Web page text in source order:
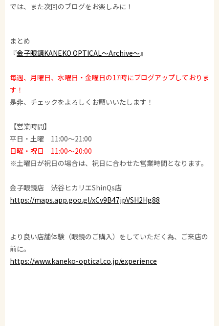
では、また次回のブログをお楽しみに！
まとめ
『金子眼鏡KANEKO OPTICAL～Archive～』
毎週、月曜日、水曜日・金曜日の17時にブログアップしておりま
す！
是非、チェックをよろしくお願いいたします！
【営業時間】
平日・土曜 11:00～21:00
日曜・祝日 11:00～20:00
※土曜日が祝日の場合は、祝日に合わせた営業時間となります。
金子眼鏡店 渋谷ヒカリエShinQs店
https://maps.app.goo.gl/xCv9B47jpVSH2Hg88
より良い店舗体験（眼鏡のご購入）をしていただく為、ご来店の
前に。
https://www.kaneko-optical.co.jp/experience